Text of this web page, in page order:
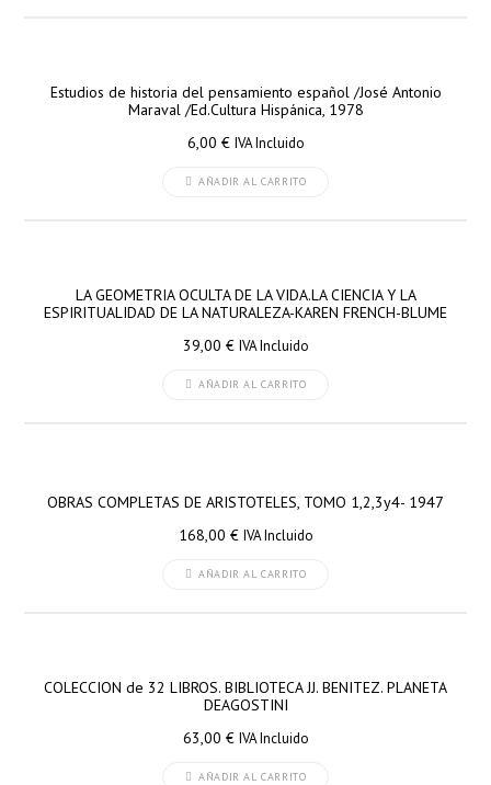
Estudios de historia del pensamiento español /José Antonio
Maraval /Ed.Cultura Hispánica, 1978
6,00 € IVA Incluido
AÑADIR AL CARRITO
LA GEOMETRIA OCULTA DE LA VIDA.LA CIENCIA Y LA
ESPIRITUALIDAD DE LA NATURALEZA-KAREN FRENCH-BLUME
39,00 € IVA Incluido
AÑADIR AL CARRITO
OBRAS COMPLETAS DE ARISTOTELES, TOMO 1,2,3y4- 1947
168,00 € IVA Incluido
AÑADIR AL CARRITO
COLECCION de 32 LIBROS. BIBLIOTECA JJ. BENITEZ. PLANETA
DEAGOSTINI
63,00 € IVA Incluido
AÑADIR AL CARRITO